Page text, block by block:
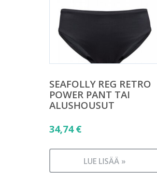
SEAFOLLY REG RETRO
POWER PANT TAI
ALUSHOUSUT
34,74€
LUE LISÄÄ »